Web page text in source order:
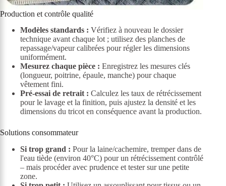
Production et contrôle qualité
Modèles standards : Vérifiez à nouveau le dossier
technique avant chaque lot ; utilisez des planches de
repassage/vapeur calibrées pour régler les dimensions
uniformément.
Mesurez chaque pièce : Enregistrez les mesures clés
(longueur, poitrine, épaule, manche) pour chaque
vêtement fini.
Pré-essai de retrait : Calculez les taux de rétrécissement
pour le lavage et la finition, puis ajustez la densité et les
dimensions du tricot en conséquence avant la production.
Solutions consommateur
Si trop grand : Pour la laine/cachemire, tremper dans de
l'eau tiède (environ 40°C) pour un rétrécissement contrôlé
– mais procéder avec prudence et tester sur une petite
zone.